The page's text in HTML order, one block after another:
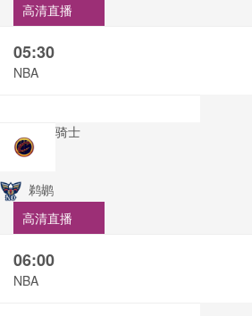
高清直播
05:30
NBA
骑士
鹈鹕
高清直播
06:00
NBA